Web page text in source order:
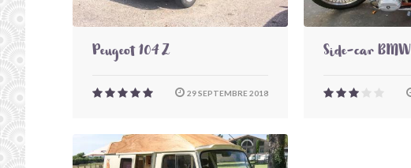
Peugeot 104 Z
29 SEPTEMBRE 2018
Side-car BMW